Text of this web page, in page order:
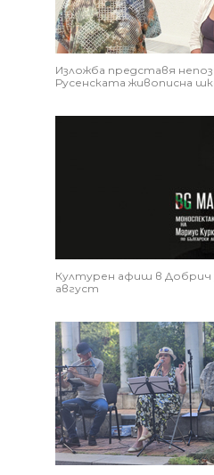
Изложба представя
Русенската живописна
Културен афиш в Добрич
август